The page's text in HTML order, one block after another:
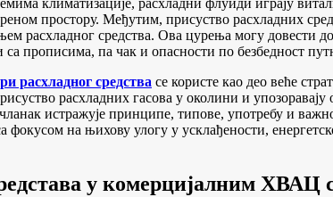
простору. Међутим, присуство расхладних
расхладног средства. Ова цурења могу довести
прописима, па чак и опасности по безбедност
расхладног средства се користе као део веће
расхладних гасова у околини и
истражује принципе, типове, употребу и
фокусом на њихову улогу у усклађености,
у комерцијалним ХВАЦ